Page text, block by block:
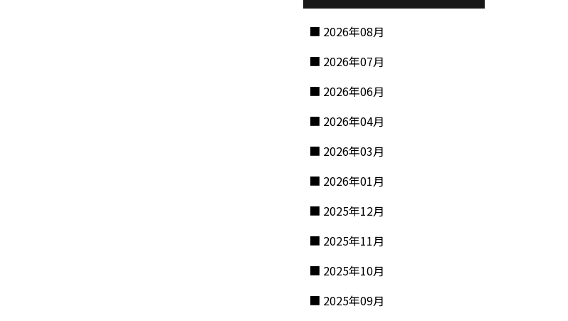
2026年08月
2026年07月
2026年06月
2026年04月
2026年03月
2026年01月
2025年12月
2025年11月
2025年10月
2025年09月